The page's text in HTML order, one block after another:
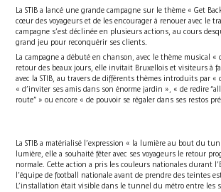
La STIB a lancé une grande campagne sur le thème « Get
cœur des voyageurs et de les encourager à renouer avec le
campagne s’est déclinée en plusieurs actions, au cours
grand jeu pour reconquérir ses clients.
La campagne a débuté en chanson, avec le thème musical «
retour des beaux jours, elle invitait Bruxellois et visiteurs à
avec la STIB, au travers de différents thèmes introduits par «
« d’inviter ses amis dans son énorme jardin », « de redire
route” » ou encore « de pouvoir se régaler dans ses restos
La STIB a matérialisé l’expression « la lumière au bout du
lumière, elle a souhaité fêter avec ses voyageurs le retour
normale. Cette action a pris les couleurs nationales durant
l’équipe de football nationale avant de prendre des teintes
L’installation était visible dans le tunnel du métro entre les